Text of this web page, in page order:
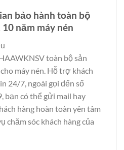
bảo hành toàn bộ
năm máy nén
toàn bộ sản
máy nén. Hỗ trợ khách
24/7, ngoài gọi đến số
bạn có thể gửi mail hay
hàng hoàn toàn yên tâm
chăm sóc khách hàng của